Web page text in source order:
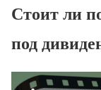
Стоит ли
под